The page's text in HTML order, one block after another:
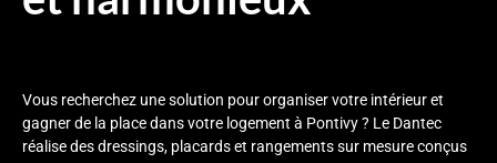
Vous recherchez une solution pour organiser votre intérieur et
gagner de la place dans votre logement à Pontivy ? Le Dantec
réalise des dressings, placards et rangements sur mesure conçus